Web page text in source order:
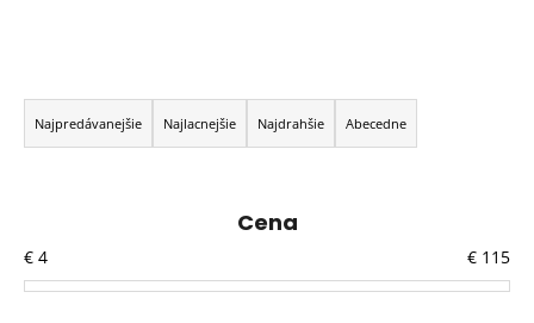
R
a
d
i
e
Najpredávanejšie Najlacnejšie Najdrahšie Abecedne
Cena
€ 4 € 115